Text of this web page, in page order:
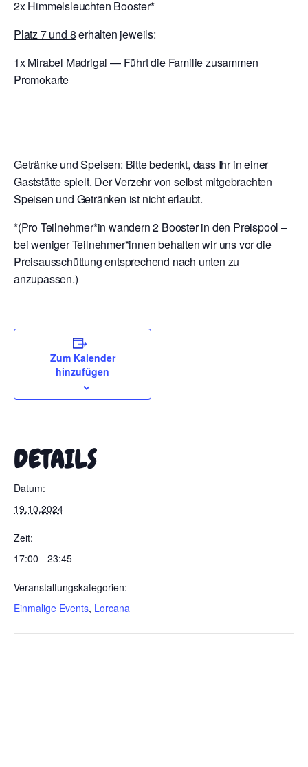
2x Himmelsleuchten Booster*
Platz 7 und 8erhalten jeweils:
1x Mirabel Madrigal — Führt die Familie zusammen
Promokarte
Getränke und Speisen: Bitte bedenkt, dass Ihr in einer
Gaststätte spielt. Der Verzehr von selbst mitgebrachten
Speisen und Getränken ist nicht erlaubt.
*(Pro Teilnehmer*in wandern 2 Booster in den Preispool –
bei weniger Teilnehmer*innen behalten wir uns vor die
Preisausschüttung entsprechend nach unten zu
anzupassen.)
Zum Kalender
hinzufügen
DETAILS
Datum:
19.10.2024
Zeit:
17:00 - 23:45
Veranstaltungskategorien:
Einmalige Events, Lorcana